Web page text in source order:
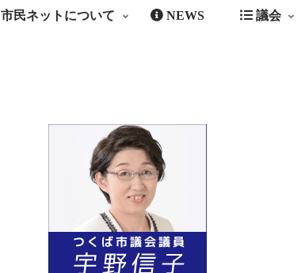
市民ネットについて NEWS 議会